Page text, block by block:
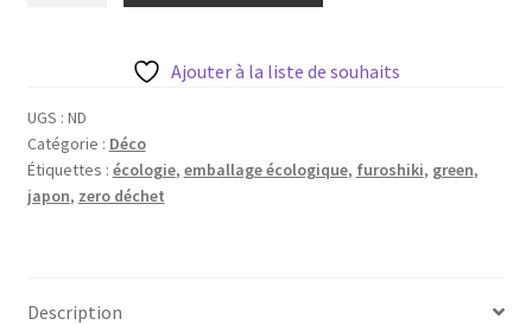
Mentions légales
30
x
30
cm
Ajouter à la liste de souhaits
UGS : ND
Catégorie : Déco
Étiquettes : écologie, emballage écologique, furoshiki, green,
japon, zero déchet
Description